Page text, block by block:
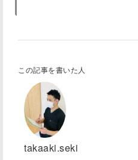
この記事を書いた人
takaaki.seki